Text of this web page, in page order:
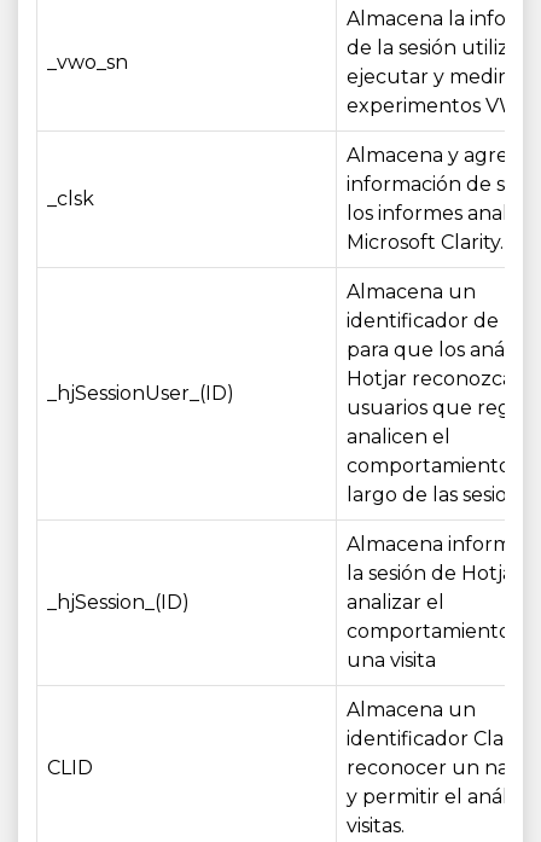
_vwo_sn
Almacena la
de la sesión
ejecutar y medir los
experimentos VWO.
_clsk
Almacena y agrega
información de
los informes
Microsoft Clarity.
_hjSessionUser_(ID)
Almacena un
identificador de
para que los análisis
Hotjar reconozcan
usuarios que
analicen el
comportamiento a
largo de las
_hjSession_(ID)
Almacena
la sesión de Hotjar
analizar el
comportamiento
una visita
CLID
Almacena un
identificador Clarity
reconocer un
y permitir el análisis
visitas.